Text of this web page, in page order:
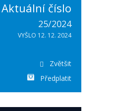
Aktuální číslo
25/2024
VYŠLO 12. 12. 2024
Zvětšit
Předplatit